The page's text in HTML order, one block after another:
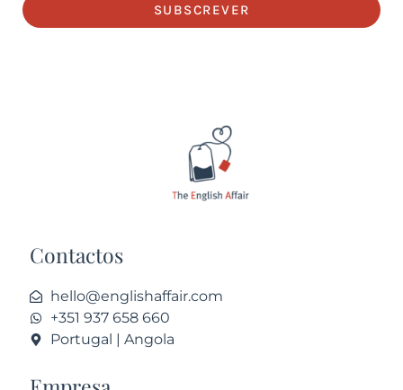
SUBSCREVER
Contactos
hello@englishaffair.com
+351 937 658 660
Portugal | Angola